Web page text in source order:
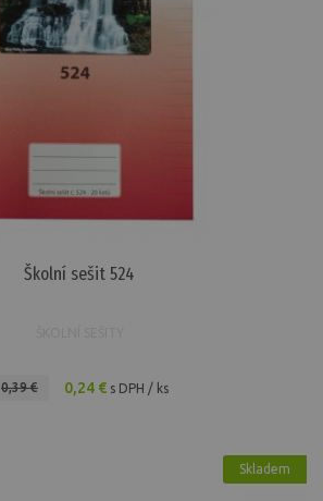
Školní sešit 524
0,39 € 0,24 € s DPH / ks
Skladem